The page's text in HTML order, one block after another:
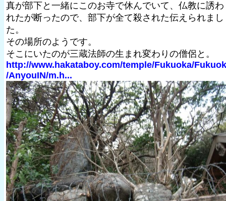
真が部下と一緒にこのお寺で休んでいて、仏教に誘わ
れたが断ったので、部下が全て殺された伝えられまし
た。
その場所のようです。
そこにいたのが三蔵法師の生まれ変わりの僧侶と。
http://www.hakataboy.com/temple/Fukuoka/
/AnyouIN/m.h...